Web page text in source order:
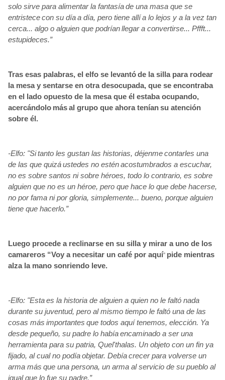
solo sirve para alimentar la fantasíade una masa que se
entristececon su díaa día, pero tiene allía lo lejos y a la vez tan
cerca... algo o alguien que podríanllegar a convertirse... Pffft...
estupideces.”
Tras esas palabras, el elfo se levantóde la silla para rodear
la mesa y sentarse en otra desocupada, que se encontraba
en el lado opuesto de la mesa que él estaba ocupando,
acercándolo másal grupo que ahora teníansu atención
sobre él.
-Elfo: "Sitanto les gustan las historias, déjenmecontarles una
de las que quizáustedes no esténacostumbrados a escuchar,
no es sobre santos ni sobre héroes, todo lo contrario, es sobre
alguien que no es un héroe, pero que hace lo que debe hacerse,
no por fama ni por gloria, simplemente... bueno, porque alguien
tiene que hacerlo.”
Luego procede a reclinarse en su silla y mirar a uno de los
camareros “Voy a necesitar un café por aquí” pide mientras
alza la mano sonriendo leve.
-Elfo: "Estaes la historia de alguien a quien no le faltó nada
durante su juventud, pero al mismo tiempo le faltó una de las
cosas más importantes que todos aquí tenemos, elección. Ya
desde pequeño, su padre lo habíaencaminado a ser una
herramienta para su patria, Quel'thalas. Un objeto con un fin ya
fijado, al cual no podíaobjetar. Debíacrecer para volverse un
arma más que una persona, un arma al servicio de su pueblo al
igual que lo fue su padre.”